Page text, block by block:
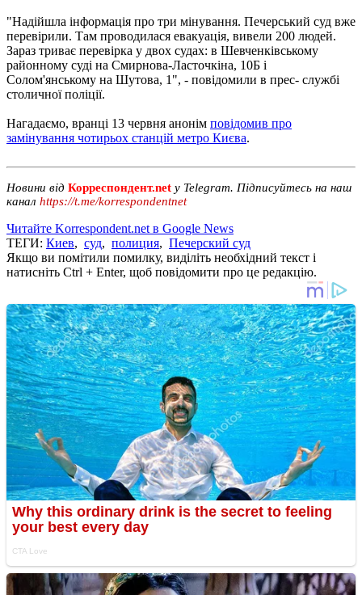
"Надійшла інформація про три мінування. Печерський суд вже
перевірили. Там проводилася евакуація, вивели 200 людей.
Зараз триває перевірка у двох судах: в Шевченківському
районному суді на Смирнова-Ласточкіна, 10Б і
Солом'янському на Шутова, 1", - повідомили в прес- службі
столичної поліції.
Нагадаємо, вранці 13 червня анонім повідомив про
замінування чотирьох станцій метро Києва.
Новини від Корреспондент.net у Telegram. Підписуйтесь на наш
канал https://t.me/korrespondentnet
Читайте Korrespondent.net в Google News
ТЕГИ: Киев, суд, полиция, Печерский суд
Якщо ви помітили помилку, виділіть необхідний текст і
натисніть Ctrl + Enter, щоб повідомити про це редакцію.